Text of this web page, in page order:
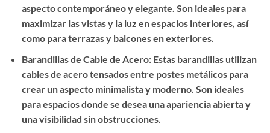
aspecto contemporáneo y elegante. Son ideales para
maximizar las vistas y la luz en espacios interiores, así
como para terrazas y balcones en exteriores.
Barandillas de Cable de Acero: Estas barandillas utilizan
cables de acero tensados entre postes metálicos para
crear un aspecto minimalista y moderno. Son ideales
para espacios donde se desea una apariencia abierta y
una visibilidad sin obstrucciones.